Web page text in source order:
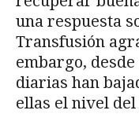
una respuesta
Transfusión
embargo,
diarias han
ellas el nivel del